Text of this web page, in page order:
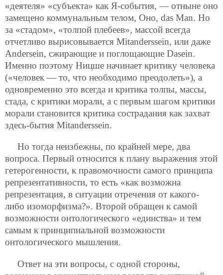
«деятеля» «субъекта» как Я-события, — отныне оно
замещено коммунальным телом, Оно, das Man. Но
за «стадом», «толпой плебеев», массой всегда
отчетливо вырисовывается Mitanderssein, или даже
Andersein, сжирающие и поглощающие Dasein.
Именно поэтому Ницше начинает критику человека
(«человек — то, что необходимо преодолеть»), а
одновременно это всегда и критика толпы, массы,
стада, с критики морали, а с первым шагом критики
морали становится критика сострадания как захват
здесь-бытия Mitanderssein.
Но тогда неизбежны, по крайней мере, два
вопроса. Первый относится к плану выражения этой
гетерогенности, к правомочности самого принципа
репрезентативности, то есть «как возможна
репрезентация, в ситуации отречения от какого-
либо изоморфизма?». Второй обращен к самой
возможности онтологического «единства» и тем
самым к принципиальной возможности
онтологического мышления.
Ответ на эти вопросы, с одной стороны,